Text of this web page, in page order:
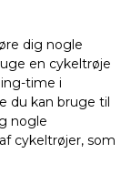
dig nogle
en cykeltrøje
time i
du kan bruge til
nogle
cykeltrøjer, som